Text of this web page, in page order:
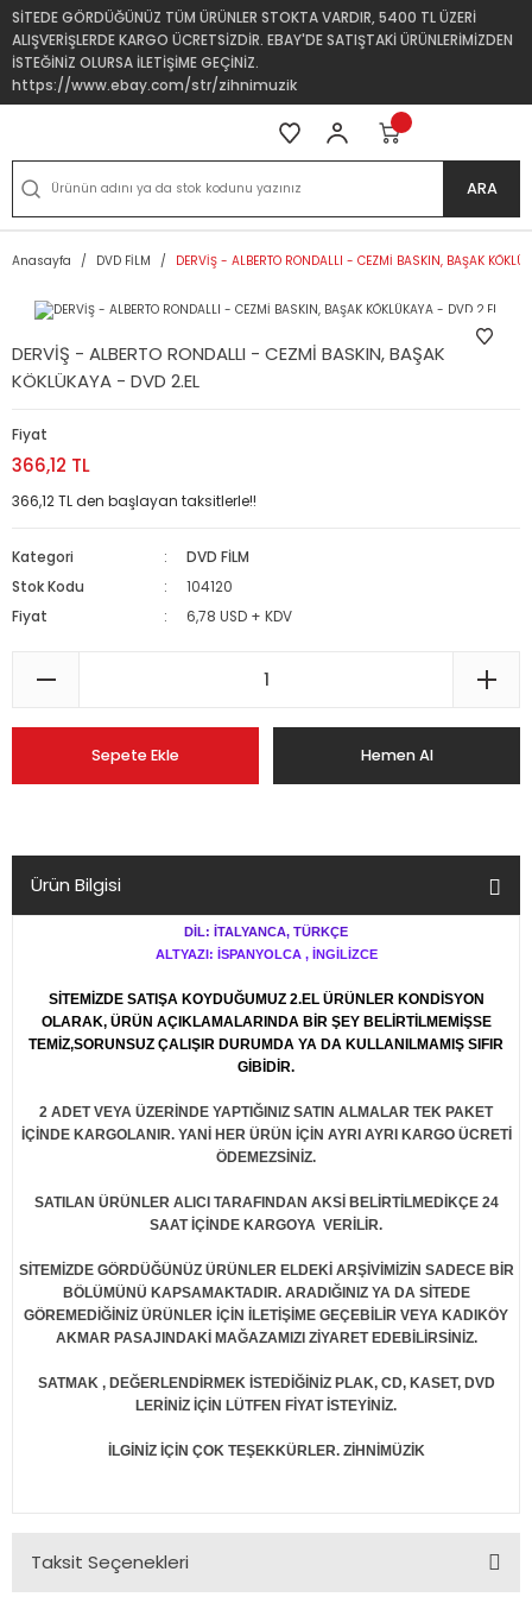
SİTEDE GÖRDÜĞÜNÜZ TÜM ÜRÜNLER STOKTA VARDIR, 5400 TL ÜZERİ
ALIŞVERİŞLERDE KARGO ÜCRETSİZDİR. EBAY'DE SATIŞTAKİ ÜRÜNLERİMİZDEN
İSTEĞİNİZ OLURSA İLETİŞİME GEÇİNİZ.
https://www.ebay.com/str/zihnimuzik
ARA
Anasayfa DVD FİLM DERVİŞ - ALBERTO RONDALLI - CEZMİ BASKIN, BAŞAK
DERVİŞ - ALBERTO RONDALLI - CEZMİ BASKIN, BAŞAK
KÖKLÜKAYA - DVD 2.EL
Fiyat
366,12 TL
366,12 TL den başlayan taksitlerle!!
Kategori
DVD FİLM
Stok Kodu
104120
Fiyat
6,78 USD + KDV
Sepete Ekle Hemen Al
Ürün Bilgisi
DİL: İTALYANCA, TÜRKÇE
ALTYAZI: İSPANYOLCA , İNGİLİZCE
SİTEMİZDE SATIŞA KOYDUĞUMUZ 2.EL ÜRÜNLER KONDİSYON
OLARAK, ÜRÜN AÇIKLAMALARINDA BİR ŞEY BELİRTİLMEMİŞSE
TEMİZ,SORUNSUZ ÇALIŞIR DURUMDA YA DA KULLANILMAMIŞ SIFIR
GİBİDİR.
2 ADET VEYA ÜZERİNDE YAPTIĞINIZ SATIN ALMALAR TEK PAKET
İÇİNDE KARGOLANIR. YANİ HER ÜRÜN İÇİN AYRI AYRI KARGO ÜCRETİ
ÖDEMEZSİNİZ.
SATILAN ÜRÜNLER ALICI TARAFINDAN AKSİ BELİRTİLMEDİKÇE 24
SAAT İÇİNDE KARGOYA VERİLİR.
SİTEMİZDE GÖRDÜĞÜNÜZ ÜRÜNLER ELDEKİ ARŞİVİMİZİN SADECE BİR
BÖLÜMÜNÜ KAPSAMAKTADIR. ARADIĞINIZ YA DA SİTEDE
GÖREMEDİĞİNİZ ÜRÜNLER İÇİN İLETİŞİME GEÇEBİLİR VEYA KADIKÖY
AKMAR PASAJINDAKİ MAĞAZAMIZI ZİYARET EDEBİLİRSİNİZ.
SATMAK , DEĞERLENDİRMEK İSTEDİĞİNİZ PLAK, CD, KASET, DVD
LERİNİZ İÇİN LÜTFEN FİYAT İSTEYİNİZ.
İLGİNİZ İÇİN ÇOK TEŞEKKÜRLER. ZİHNİMÜZİK
Taksit Seçenekleri